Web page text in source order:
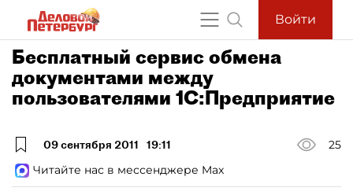
Войти
Бесплатный сервис обмена
документами между
пользователями 1С:Предприятие
09 сентября 2011 19:11
25
Читайте нас в мессенджере Max